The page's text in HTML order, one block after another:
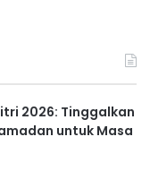
2026: Tinggalkan
untuk Masa